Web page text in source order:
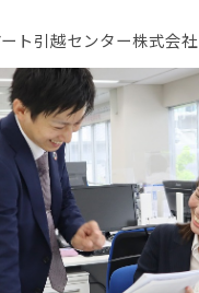
ト引越センター株式会社